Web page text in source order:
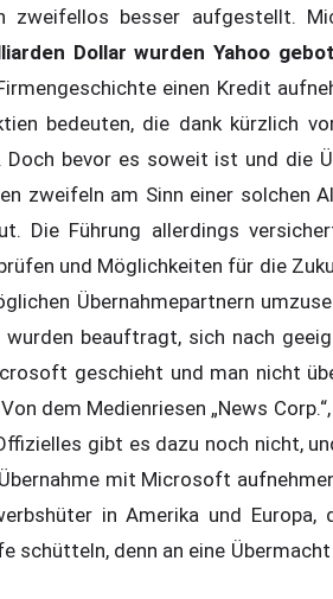
zweifellos besser aufgestellt.
Dollar wurden Yahoo
einen Kredit
bedeuten, die dank kürzlich
Doch bevor es soweit ist und die
zweifeln am Sinn einer solchen
Die Führung allerdings
und Möglichkeiten für die
Übernahmepartnern
beauftragt, sich nach
geschieht und man nicht
dem Medienriesen „News
gibt es dazu noch nicht,
mit Microsoft
in Amerika und
schütteln, denn an eine